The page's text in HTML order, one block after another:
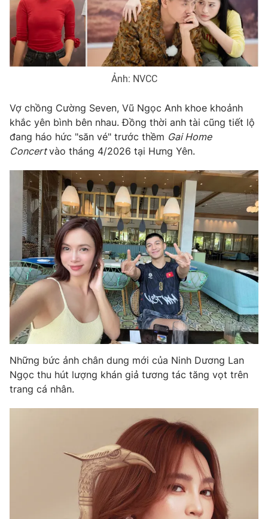
Ảnh: NVCC
Vợ chồng Cường Seven, Vũ Ngọc Anh khoe khoảnh
khắc yên bình bên nhau. Đồng thời anh tài cũng tiết lộ
đang háo hức "săn vé" trước thềm Gai Home
Concertvào tháng 4/2026 tại Hưng Yên.
Những bức ảnh chân dung mới của Ninh Dương Lan
Ngọc thu hút lượng khán giả tương tác tăng vọt trên
trang cá nhân.